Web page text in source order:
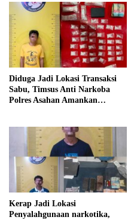
Diduga Jadi Lokasi Transaksi
Sabu, Timsus Anti Narkoba
Polres Asahan Amankan
Kerap Jadi Lokasi
Penyalahgunaan narkotika,